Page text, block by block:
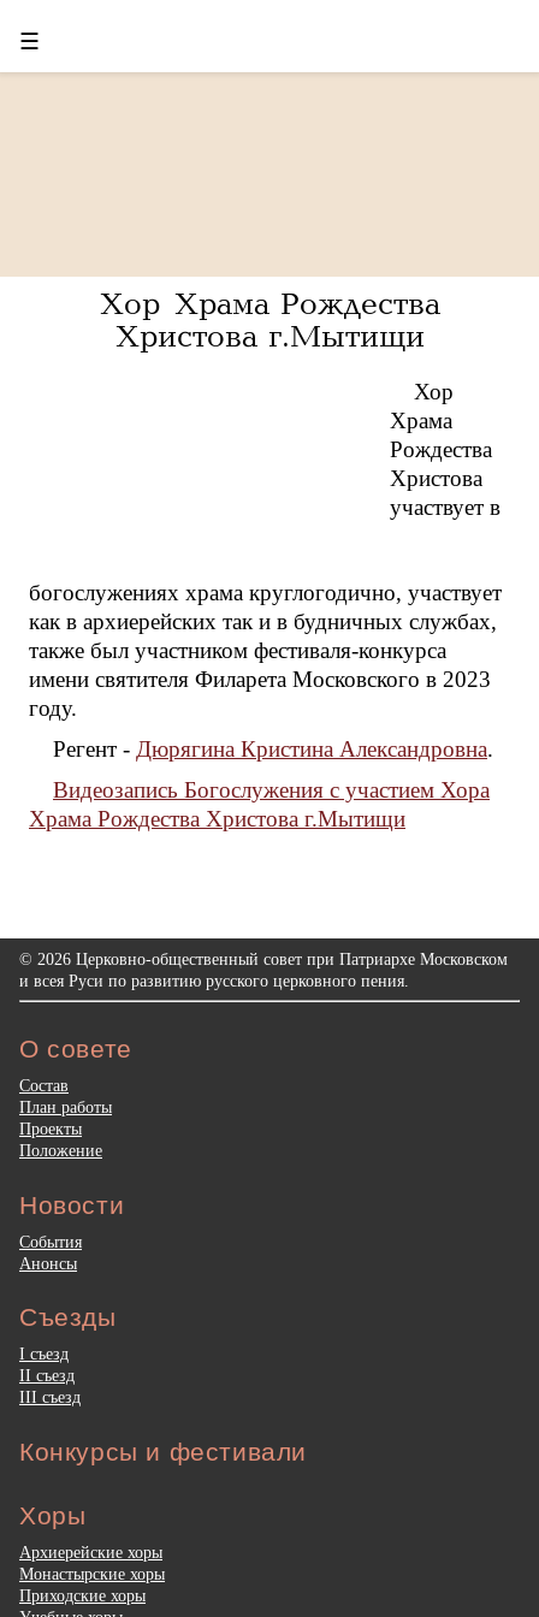
☰
Хор Храма Рождества
Христова г.Мытищи
Хор
Храма
Рождества
Христова
участвует в
богослужениях храма круглогодично, участвует
как в архиерейских так и в будничных службах,
также был участником фестиваля-конкурса
имени святителя Филарета Московского в 2023
году.
Регент - Дюрягина Кристина Александровна.
Видеозапись Богослужения с участием Хора
Храма Рождества Христова г.Мытищи
© 2026 Церковно-общественный совет при Патриархе Московском
и всея Руси по развитию русского церковного пения.
О совете
Состав
План работы
Проекты
Положение
Новости
События
Анонсы
Съезды
I съезд
II съезд
III съезд
Конкурсы и фестивали
Хоры
Архиерейские хоры
Монастырские хоры
Приходские хоры